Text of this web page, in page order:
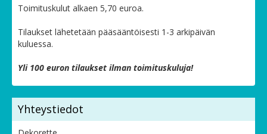
Toimituskulut alkaen 5,70 euroa.
Tilaukset lähetetään pääsääntöisesti 1-3 arkipäivän
kuluessa.
Yli 100 euron tilaukset ilman toimituskuluja!
Yhteystiedot